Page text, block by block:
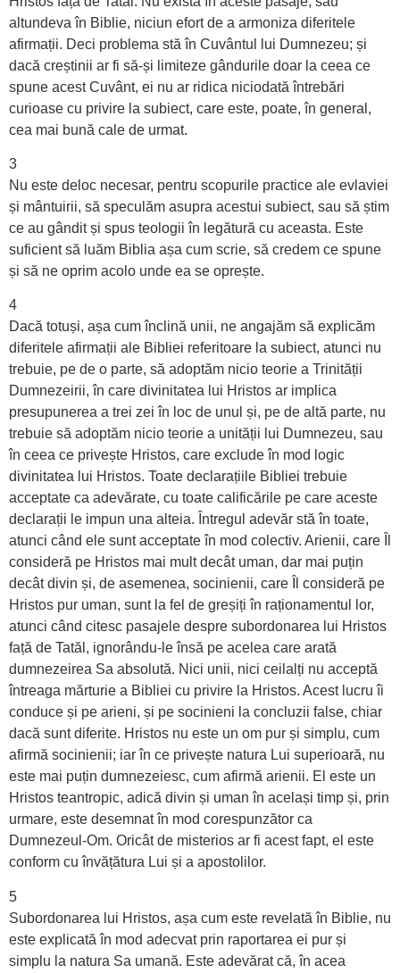
altundeva în Biblie, niciun efort de a armoniza diferitele
afirmații. Deci problema stă în Cuvântul lui Dumnezeu; și
dacă creștinii ar fi să-și limiteze gândurile doar la ceea ce
spune acest Cuvânt, ei nu ar ridica niciodată întrebări
curioase cu privire la subiect, care este, poate, în general,
cea mai bună cale de urmat.
3
Nu este deloc necesar, pentru scopurile practice ale evlaviei
și mântuirii, să speculăm asupra acestui subiect, sau să știm
ce au gândit și spus teologii în legătură cu aceasta. Este
suficient să luăm Biblia așa cum scrie, să credem ce spune
și să ne oprim acolo unde ea se oprește.
4
Dacă totuși, așa cum înclină unii, ne angajăm să explicăm
diferitele afirmații ale Bibliei referitoare la subiect, atunci nu
trebuie, pe de o parte, să adoptăm nicio teorie a Trinității
Dumnezeirii, în care divinitatea lui Hristos ar implica
presupunerea a trei zei în loc de unul și, pe de altă parte, nu
trebuie să adoptăm nicio teorie a unității lui Dumnezeu, sau
în ceea ce privește Hristos, care exclude în mod logic
divinitatea lui Hristos. Toate declarațiile Bibliei trebuie
acceptate ca adevărate, cu toate calificările pe care aceste
declarații le impun una alteia. Întregul adevăr stă în toate,
atunci când ele sunt acceptate în mod colectiv. Arienii, care Îl
consideră pe Hristos mai mult decât uman, dar mai puțin
decât divin și, de asemenea, socinienii, care Îl consideră pe
Hristos pur uman, sunt la fel de greșiți în raționamentul lor,
atunci când citesc pasajele despre subordonarea lui Hristos
față de Tatăl, ignorându-le însă pe acelea care arată
dumnezeirea Sa absolută. Nici unii, nici ceilalți nu acceptă
întreaga mărturie a Bibliei cu privire la Hristos. Acest lucru îi
conduce și pe arieni, și pe socinieni la concluzii false, chiar
dacă sunt diferite. Hristos nu este un om pur și simplu, cum
afirmă socinienii; iar în ce privește natura Lui superioară, nu
este mai puțin dumnezeiesc, cum afirmă arienii. El este un
Hristos teantropic, adică divin și uman în același timp și, prin
urmare, este desemnat în mod corespunzător ca
Dumnezeul-Om. Oricât de misterios ar fi acest fapt, el este
conform cu învățătura Lui și a apostolilor.
5
Subordonarea lui Hristos, așa cum este revelată în Biblie, nu
este explicată în mod adecvat prin raportarea ei pur și
simplu la natura Sa umană. Este adevărat că, în acea